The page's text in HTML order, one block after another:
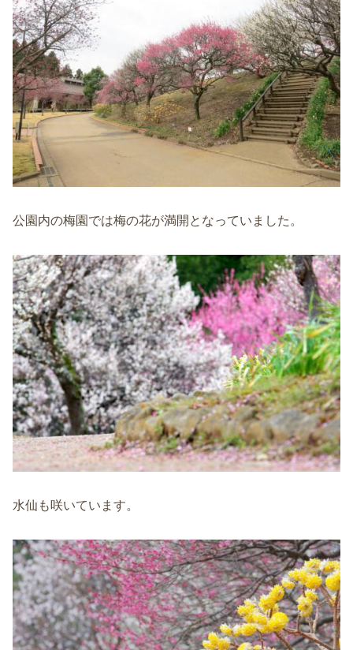
公園内の梅園では梅の花が満開となっていました。
水仙も咲いています。